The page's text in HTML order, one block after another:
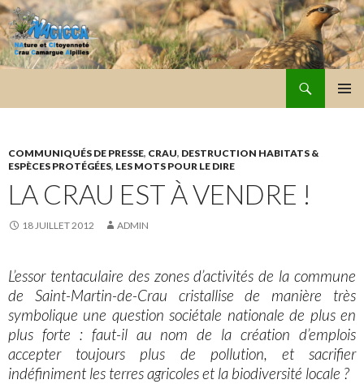
COMMUNIQUÉS DE PRESSE, CRAU, DESTRUCTION HABITATS &
ESPÈCES PROTÉGÉES, LES MOTS POUR LE DIRE
LA CRAU EST À VENDRE !
18 JUILLET 2012 ADMIN
L’essor tentaculaire des zones d’activités de la commune
de Saint-Martin-de-Crau cristallise de manière très
symbolique une question sociétale nationale de plus en
plus forte : faut-il au nom de la création d’emplois
accepter toujours plus de pollution, et sacrifier
indéfiniment les terres agricoles et la biodiversité locale ?